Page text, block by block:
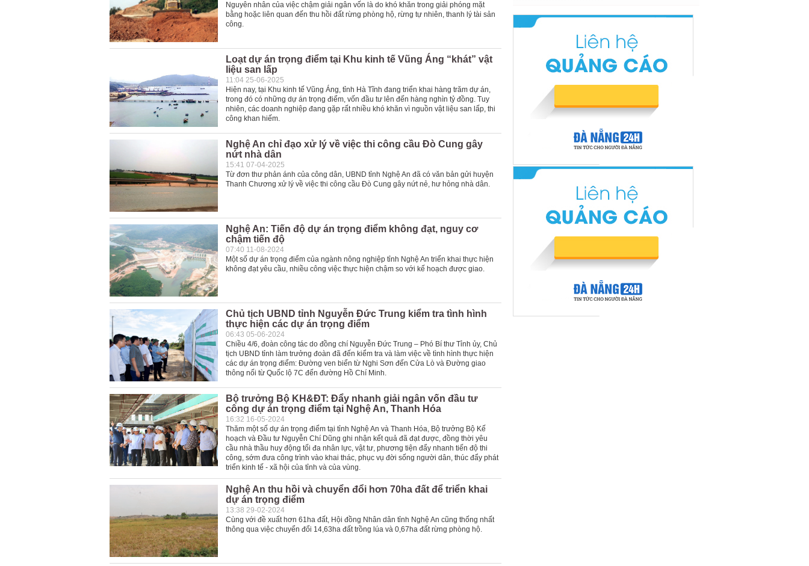
Nguyên nhân của việc chậm giải ngân vốn là do khó khăn trong giải phóng mặt
bằng hoặc liên quan đến thu hồi đất rừng phòng hộ, rừng tự nhiên, thanh lý tài sản
công.
Loạt dự án trọng điểm tại Khu kinh tế Vũng Áng “khát” vật
liệu san lấp
11:04 25-06-2025
Hiện nay, tại Khu kinh tế Vũng Áng, tỉnh Hà Tĩnh đang triển khai hàng trăm dự án,
trong đó có những dự án trọng điểm, vốn đầu tư lên đến hàng nghìn tỷ đồng. Tuy
nhiên, các doanh nghiệp đang gặp rất nhiều khó khăn vì nguồn vật liệu san lấp, thi
công khan hiếm.
Nghệ An chỉ đạo xử lý về việc thi công cầu Đò Cung gây
nứt nhà dân
15:41 07-04-2025
Từ đơn thư phản ánh của công dân, UBND tỉnh Nghệ An đã có văn bản gửi huyện
Thanh Chương xử lý về việc thi công cầu Đò Cung gây nứt nẻ, hư hỏng nhà dân.
Nghệ An: Tiến độ dự án trọng điểm không đạt, nguy cơ
chậm tiến độ
07:40 11-08-2024
Một số dự án trọng điểm của ngành nông nghiệp tỉnh Nghệ An triển khai thực hiện
không đạt yêu cầu, nhiều công việc thực hiện chậm so với kế hoạch được giao.
Chủ tịch UBND tỉnh Nguyễn Đức Trung kiểm tra tình hình
thực hiện các dự án trọng điểm
06:43 05-06-2024
Chiều 4/6, đoàn công tác do đồng chí Nguyễn Đức Trung – Phó Bí thư Tỉnh ủy, Chủ
tịch UBND tỉnh làm trưởng đoàn đã đến kiểm tra và làm việc về tình hình thực hiện
các dự án trọng điểm: Đường ven biển từ Nghi Sơn đến Cửa Lò và Đường giao
thông nối từ Quốc lộ 7C đến đường Hồ Chí Minh.
Bộ trưởng Bộ KH&ĐT: Đẩy nhanh giải ngân vốn đầu tư
công dự án trọng điểm tại Nghệ An, Thanh Hóa
16:32 16-05-2024
Thăm một số dự án trọng điểm tại tỉnh Nghệ An và Thanh Hóa, Bộ trưởng Bộ Kế
hoạch và Đầu tư Nguyễn Chí Dũng ghi nhận kết quả đã đạt được, đồng thời yêu
cầu nhà thầu huy động tối đa nhân lực, vật tư, phương tiện đẩy nhanh tiến độ thi
công, sớm đưa công trình vào khai thác, phục vụ đời sống người dân, thúc đẩy phát
triển kinh tế - xã hội của tỉnh và của vùng.
Nghệ An thu hồi và chuyển đổi hơn 70ha đất để triển khai
dự án trọng điểm
13:38 29-02-2024
Cùng với đề xuất hơn 61ha đất, Hội đồng Nhân dân tỉnh Nghệ An cũng thống nhất
thông qua việc chuyển đổi 14,63ha đất trồng lúa và 0,67ha đất rừng phòng hộ.